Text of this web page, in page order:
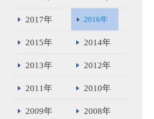
2017年 2016年
2015年 2014年
2013年 2012年
2011年 2010年
2009年 2008年